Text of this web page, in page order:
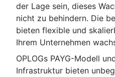
der Lage sein, dieses
nicht zu behindern. Die
bieten flexible und
Ihrem Unternehmen
OPLOGs PAYG-Modell
Infrastruktur bieten